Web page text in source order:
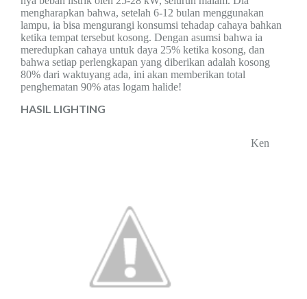
mengharapkan bahwa, setelah 6-12 bulan menggunakan
lampu, ia bisa mengurangi konsumsi tehadap cahaya bahkan
ketika tempat tersebut kosong. Dengan asumsi bahwa ia
meredupkan cahaya untuk daya 25% ketika kosong, dan
bahwa setiap perlengkapan yang diberikan adalah kosong
80% dari waktuyang ada, ini akan memberikan total
penghematan 90% atas logam halide!
HASIL LIGHTING
Ken